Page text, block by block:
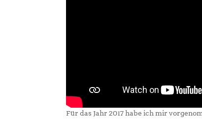
Für das Jahr 2017 habe ich mir